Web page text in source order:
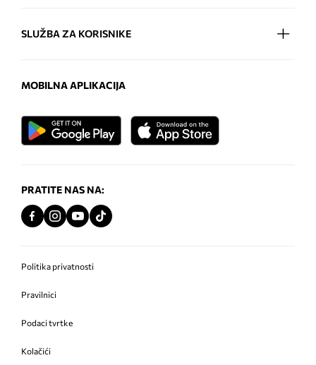
SLUŽBA ZA KORISNIKE
MOBILNA APLIKACIJA
PRATITE NAS NA:
Politika privatnosti
Pravilnici
Podaci tvrtke
Kolačići